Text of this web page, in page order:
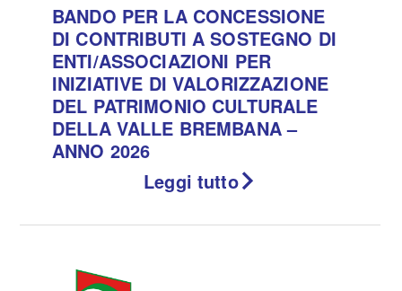
BANDO PER LA CONCESSIONE
DI CONTRIBUTI A SOSTEGNO DI
ENTI/ASSOCIAZIONI PER
INIZIATIVE DI VALORIZZAZIONE
DEL PATRIMONIO CULTURALE
DELLA VALLE BREMBANA –
ANNO 2026
Leggi tutto